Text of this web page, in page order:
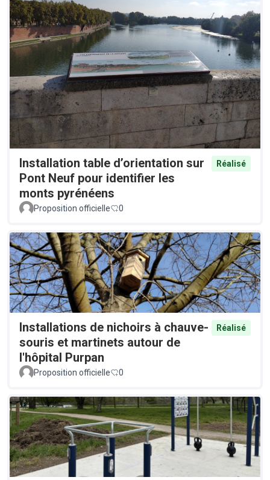
Installation table d’orientation sur
Pont Neuf pour identifier les
monts pyrénéens
Réalisé
Proposition officielle 0
Installations de nichoirs à chauve-
souris et martinets autour de
l'hôpital Purpan
Réalisé
Proposition officielle 0